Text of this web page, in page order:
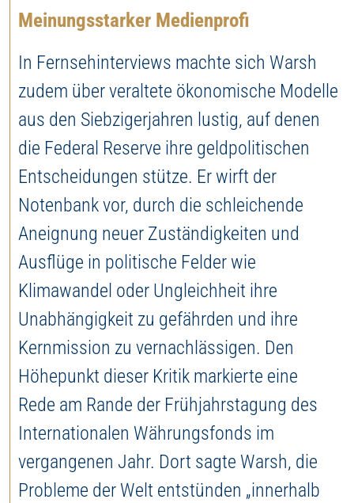
Meinungsstarker Medienprofi
In Fernsehinterviews machte sich Warsh
zudem über veraltete ökonomische Modelle
aus den Siebzigerjahren lustig, auf denen
die Federal Reserve ihre geldpolitischen
Entscheidungen stütze. Er wirft der
Notenbank vor, durch die schleichende
Aneignung neuer Zuständigkeiten und
Ausflüge in politische Felder wie
Klimawandel oder Ungleichheit ihre
Unabhängigkeit zu gefährden und ihre
Kernmission zu vernachlässigen. Den
Höhepunkt dieser Kritik markierte eine
Rede am Rande der Frühjahrstagung des
Internationalen Währungsfonds im
vergangenen Jahr. Dort sagte Warsh, die
Probleme der Welt entstünden „innerhalb